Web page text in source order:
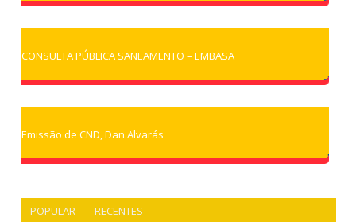
CONSULTA PÚBLICA SANEAMENTO – EMBASA
Emissão de CND, Dan Alvarás
POPULAR RECENTES